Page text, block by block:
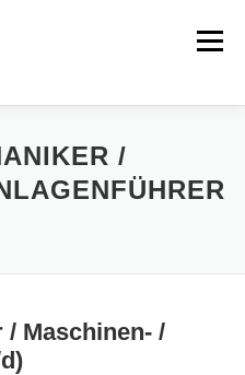
Menü
KARRIEREN
/
Maschinen- /